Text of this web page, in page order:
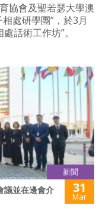
協會及聖若瑟大學澳
處研學團”，於3月
話術工作坊”。
新聞
議並在邊會介
31
Mar